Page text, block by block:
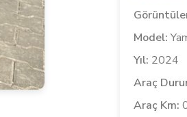
Model:
Yıl: 2024
Araç
Araç Km: